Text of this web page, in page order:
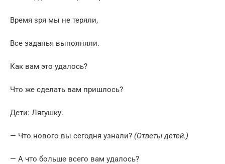
Время зря мы не теряли,
Все заданья выполняли.
Как вам это удалось?
Что же сделать вам пришлось?
Дети: Лягушку.
— Что нового вы сегодня узнали? (Ответы детей.)
— А что больше всего вам удалось?